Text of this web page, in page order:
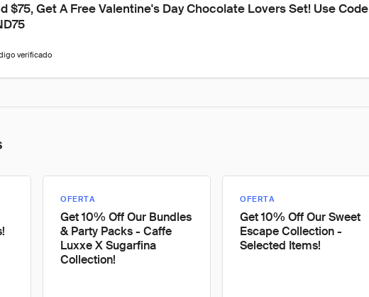
$75, Get A Free Valentine's Day Chocolate Lovers Set! Use Code
verificado
OFERTA
Get 10% Off Our Bundles
& Party Packs - Caffe
Luxxe X Sugarfina
Collection!
OFERTA
Get 10% Off Our Sweet
Escape Collection -
Selected Items!